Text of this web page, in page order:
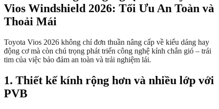
Vios Windshield 2026: Tối Ưu An Toàn và
Thoải Mái
Toyota Vios 2026 không chỉ đơn thuần nâng cấp về kiểu dáng hay
động cơ mà còn chú trọng phát triển công nghệ kính chắn gió – trái
tim của việc bảo đảm an toàn và trải nghiệm lái.
1. Thiết kế kính rộng hơn và nhiều lớp với
PVB